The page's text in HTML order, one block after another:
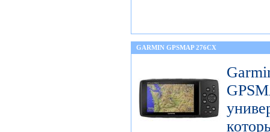
GARMIN GPSMAP 276CX